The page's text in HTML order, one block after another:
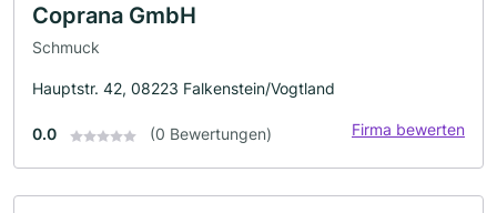
Coprana GmbH
Schmuck
Hauptstr. 42, 08223 Falkenstein/Vogtland
0.0 (0 Bewertungen) Firma bewerten